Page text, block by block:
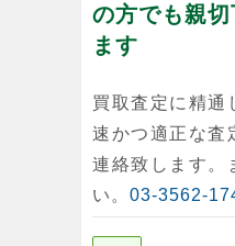
の方でも親
ます
買取査定に精通
速かつ適正な査
連絡致します。
い。 03-3562-